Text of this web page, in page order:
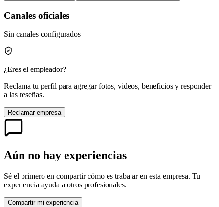
Canales oficiales
Sin canales configurados
¿Eres el empleador?
Reclama tu perfil para agregar fotos, videos, beneficios y responder
a las reseñas.
Reclamar empresa
Aún no hay experiencias
Sé el primero en compartir cómo es trabajar en esta empresa. Tu
experiencia ayuda a otros profesionales.
Compartir mi experiencia